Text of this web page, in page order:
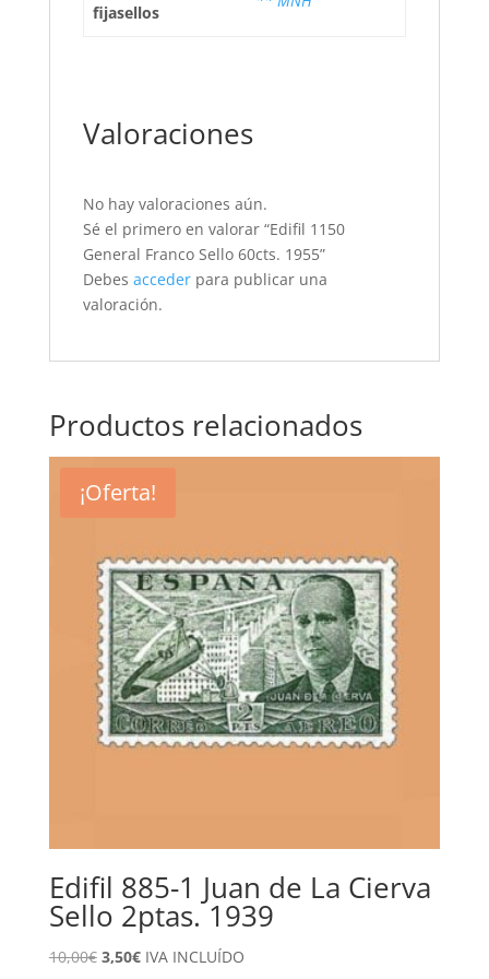
fijasellos
Valoraciones
No hay valoraciones aún.
Sé el primero en valorar “Edifil 1150
General Franco Sello 60cts. 1955”
Debes accederpara publicar una
valoración.
Productos relacionados
¡Oferta!
Edifil 885-1 Juan de La Cierva
Sello 2ptas. 1939
10,00€ El
3,50€ElIVA INCLUÍDO